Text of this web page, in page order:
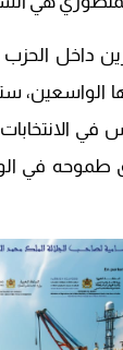
الحزب
الواسعين،
في
طموحه في